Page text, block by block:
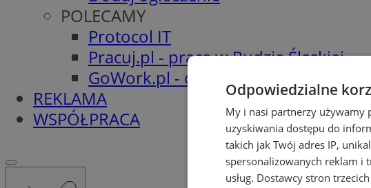
POLECAMY
Protocol IT
Pracuj.pl - praca w Rudzie Śląskiej
GoWork.pl - oferty pracy
REKLAMA
WSPÓŁPRACA
Odpowiedzialne
My i nasi partnerzy używamy
uzyskiwania dostępu do
takich jak Twój adres IP,
spersonalizowanych reklam i
usług. Dostawcy stron